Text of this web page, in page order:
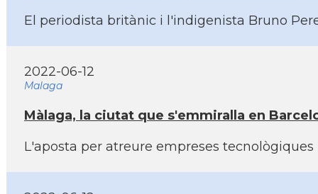
El periodista britànic i l'indigenista Bruno
2022-06-12
Malaga
Màlaga, la ciutat que s'emmiralla en
L'aposta per atreure empreses